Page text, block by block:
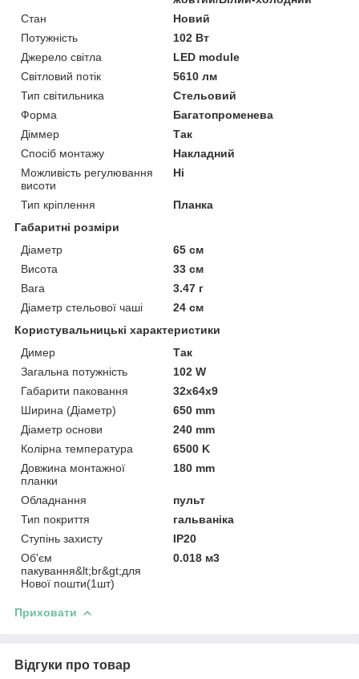
Стан
Новий
Потужність
102 Вт
Джерело світла
LED module
Світловий потік
5610 лм
Тип світильника
Стельовий
Форма
Багатопроменева
Діммер
Так
Спосіб монтажу
Накладний
Можливість регулювання
висоти
Ні
Тип кріплення
Планка
Габаритні розміри
Діаметр
65 см
Висота
33 см
Вага
3.47 г
Діаметр стельової чаші
24 см
Користувальницькі характеристики
Димер
Так
Загальна потужність
102 W
Габарити паковання
32x64x9
Ширина (Діаметр)
650 mm
Діаметр основи
240 mm
Колірна температура
6500 K
Довжина монтажної
планки
180 mm
Обладнання
пульт
Тип покриття
гальваніка
Ступінь захисту
IP20
Об'єм
пакування&lt;br&gt;для
Нової пошти(1шт)
0.018 м3
Приховати
Відгуки про товар